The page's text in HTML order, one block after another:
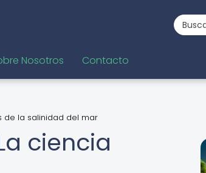
Nosotros Contacto
de la salinidad del mar
ciencia